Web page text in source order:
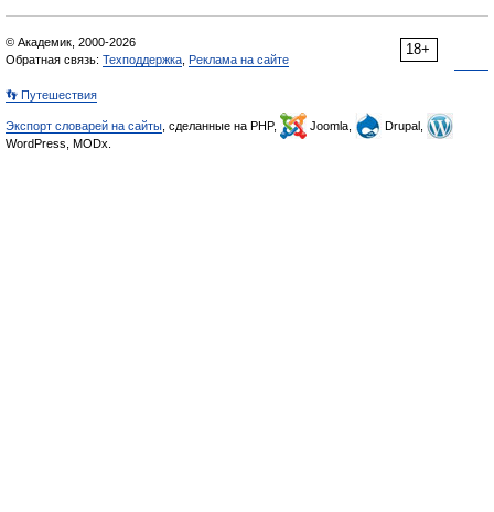
18+
© Академик, 2000-2026
Обратная связь: Техподдержка Реклама на сайте
👣 Путешествия
Экспорт словарей на сайты , сделанные на PHP, Joomla,
Drupal,
WordPress, MODx.